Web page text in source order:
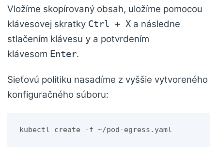
Vložíme skopírovaný obsah, uložíme pomocou
klávesovej skratky Ctrl + X a následne
stlačením klávesu y a potvrdením
klávesom Enter.
Sieťovú politiku nasadíme z vyššie vytvoreného
konfiguračného súboru:
kubectl create -f ~/pod-egress.yaml